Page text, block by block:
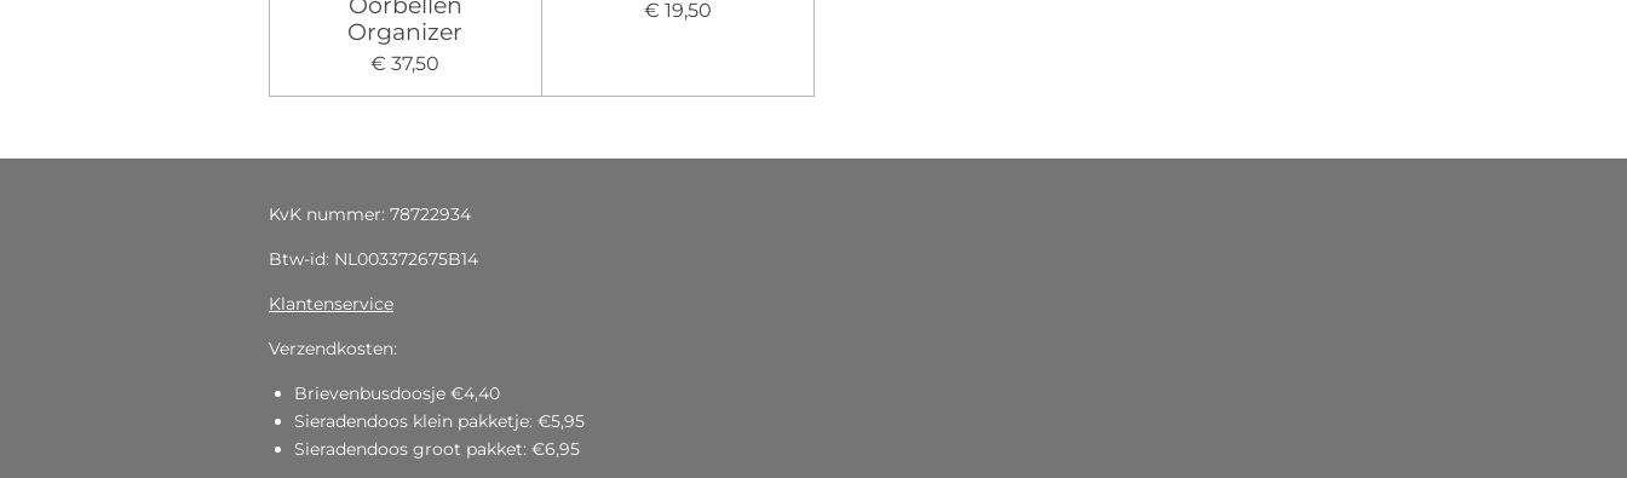
Organizer
€ 37,50
€ 19,50
KvK nummer: 78722934
Btw-id: NL003372675B14
Klantenservice
Verzendkosten:
Brievenbusdoosje €4,40
Sieradendoos klein pakketje: €5,95
Sieradendoos groot pakket: €6,95